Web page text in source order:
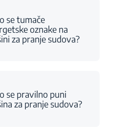
se tumače
oznake na
za pranje sudova?
se pravilno puni
za pranje sudova?